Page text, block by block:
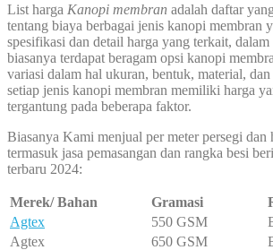
List harga Kanopi membran adalah daftar
tentang biaya berbagai jenis kanopi membran
spesifikasi dan detail harga yang terkait,
biasanya terdapat beragam opsi kanopi
variasi dalam hal ukuran, bentuk, material,
setiap jenis kanopi membran memiliki harga
tergantung pada beberapa faktor.
Biasanya Kami menjual per meter persegi dan
termasuk jasa pemasangan dan rangka besi
terbaru 2024:
Merek/ Bahan Gramasi
Agtex
550 GSM
Agtex
650 GSM